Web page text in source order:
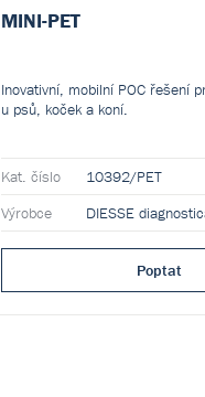
MINI-PET
Inovativní, mobilní POC řešení
u psů, koček a koní.
Kat. číslo
10392/PET
Výrobce
DIESSE
Poptat